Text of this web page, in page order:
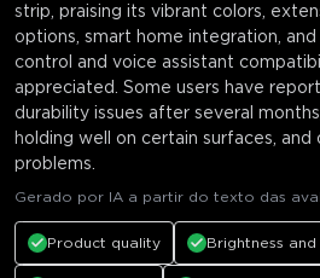
strip, praising its vibrant colors,
options, smart home integration,
control and voice assistant
appreciated. Some users have
durability issues after several
holding well on certain surfaces,
problems.
Gerado por IA a partir do texto das
Product quality Brightness